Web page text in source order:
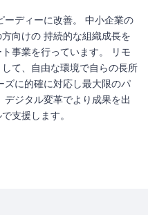
ーディーに改善。 中小企業の
向けの 持続的な組織成長を
事業を行っています。 リモ
て、自由な環境で自らの長所
ズに的確に対応し最大限のパ
デジタル変革でより成果を出
支援します。